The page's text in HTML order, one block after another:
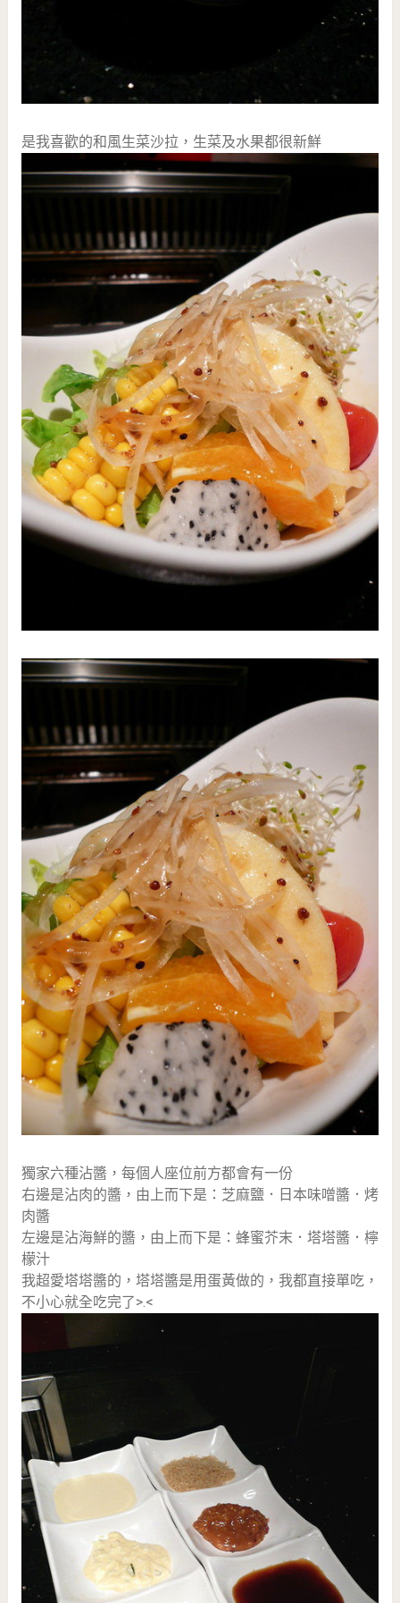
是我喜歡的和風生菜沙拉，生菜及水果都很新鮮
獨家六種沾醬，每個人座位前方都會有一份
右邊是沾肉的醬，由上而下是：芝麻鹽．日本味噌醬．烤
肉醬
左邊是沾海鮮的醬，由上而下是：蜂蜜芥末．塔塔醬．檸
檬汁
我超愛塔塔醬的，塔塔醬是用蛋黃做的，我都直接單吃，
不小心就全吃完了>.<